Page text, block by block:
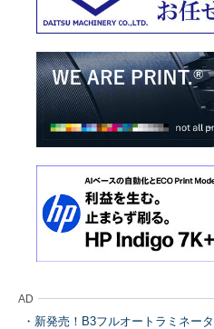
AD
新発売！B3フルオートラミネー